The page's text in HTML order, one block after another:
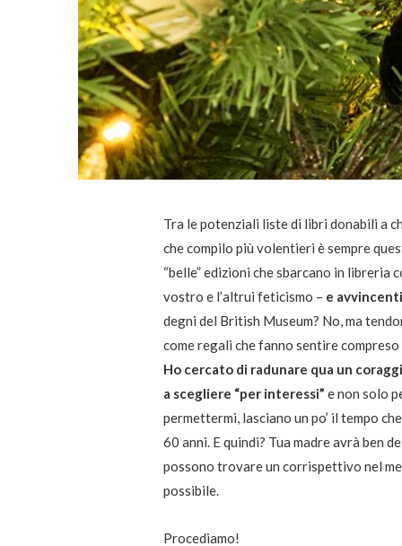
Tra le potenziali liste di libri donabili a
che compilo più volentieri è sempre
“belle” edizioni che sbarcano in libreria
vostro e l’altrui feticismo – e
degni del British Museum? No, ma
come regali che fanno sentire
Ho cercato di radunare qua un
a scegliere “per interessi” e non solo
permettermi, lasciano un po’ il tempo
60 anni. E quindi? Tua madre avrà ben
possono trovare un corrispettivo nel
possibile.
Procediamo!